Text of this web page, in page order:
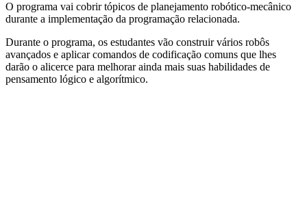
O programa vai cobrir tópicos de planejamento robótico-mecânico
durante a implementação da programação relacionada.
Durante o programa, os estudantes vão construir vários robôs
avançados e aplicar comandos de codificação comuns que lhes
darão o alicerce para melhorar ainda mais suas habilidades de
pensamento lógico e algorítmico.